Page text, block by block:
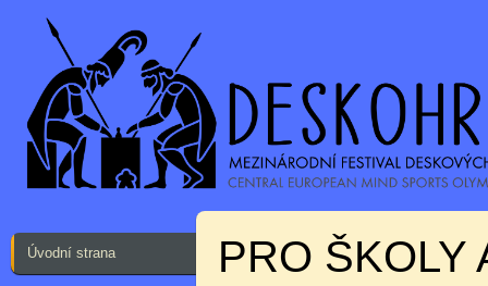
Úvodní strana PRO ŠKOLY